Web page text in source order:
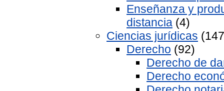
Enseñanza y
distancia (4)
Ciencias jurídicas
Derecho (92)
Derecho de
Derecho